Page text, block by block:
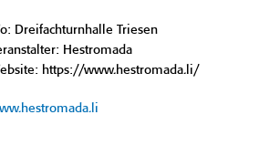
Dreifachturnhalle Triesen
Hestromada
https://www.hestromada.li/